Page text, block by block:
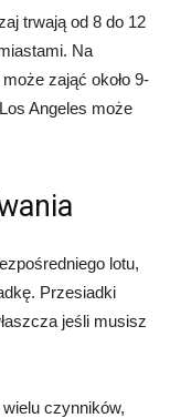
trwają od 8 do 12
Na
zająć około 9-
Angeles może
lotu,
Przesiadki
jeśli musisz
czynników,